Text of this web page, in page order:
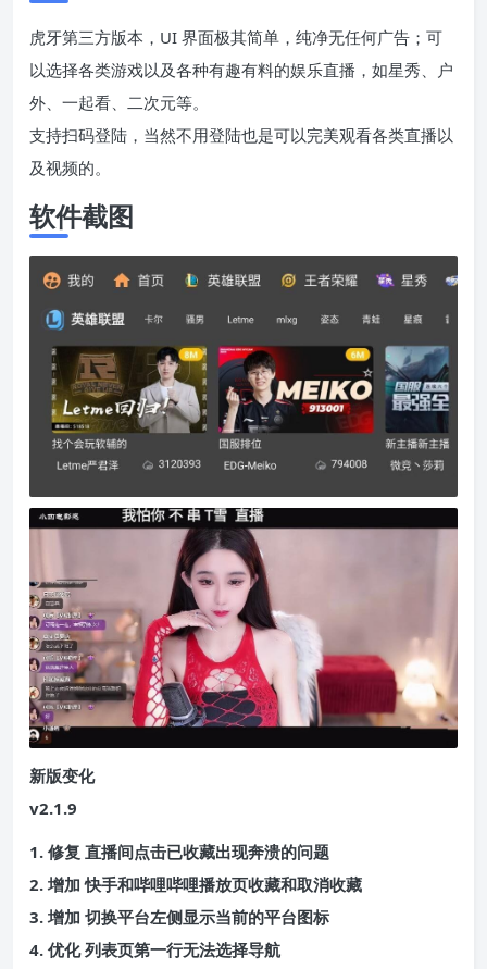
虎牙第三方版本，UI 界面极其简单，纯净无任何广告；可
以选择各类游戏以及各种有趣有料的娱乐直播，如星秀、户
外、一起看、二次元等。
支持扫码登陆，当然不用登陆也是可以完美观看各类直播以
及视频的。
软件截图
新版变化
v2.1.9
1. 修复 直播间点击已收藏出现奔溃的问题
2. 增加 快手和哔哩哔哩播放页收藏和取消收藏
3. 增加 切换平台左侧显示当前的平台图标
4. 优化 列表页第一行无法选择导航